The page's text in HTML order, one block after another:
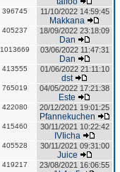
396745 11/10/2022 14:59:45
Makkana
405237 18/09/2022 23:18:09
Dan
1013669 03/06/2022 11:47:31
Dan
413555 01/06/2022 21:11:10
dst
765019 04/05/2022 17:21:38
Este
422080 20/12/2021 19:01:25
Pfannekuchen
415460 30/11/2021 10:22:42
IVIicha
405528 30/11/2021 09:31:00
Juice
419217 23/08/2021 16:06:55